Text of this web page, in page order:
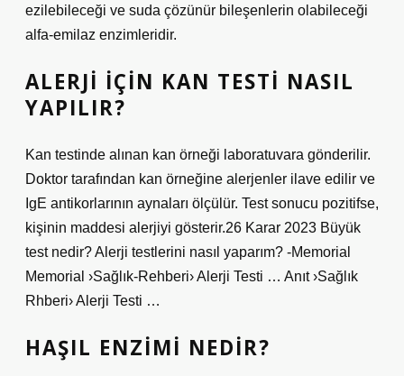
ezilebileceği ve suda çözünür bileşenlerin olabileceği
alfa-emilaz enzimleridir.
ALERJI IÇIN KAN TESTI NASIL
YAPILIR?
Kan testinde alınan kan örneği laboratuvara gönderilir.
Doktor tarafından kan örneğine alerjenler ilave edilir ve
IgE antikorlarının aynaları ölçülür. Test sonucu pozitifse,
kişinin maddesi alerjiyi gösterir.26 Karar 2023 Büyük
test nedir? Alerji testlerini nasıl yaparım? -Memorial
Memorial ›Sağlık-Rehberi› Alerji Testi … Anıt ›Sağlık
Rhberi› Alerji Testi …
HAŞIL ENZIMI NEDIR?